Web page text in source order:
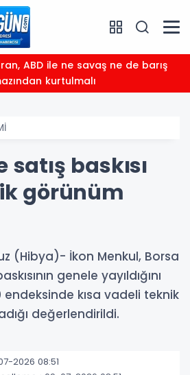
kurtulmalı
satış baskısı
görünüm
(Hibya)- İkon Menkul, Borsa
genele yayıldığını
endeksinde kısa vadeli teknik
değerlendirildi.
2026 08:51